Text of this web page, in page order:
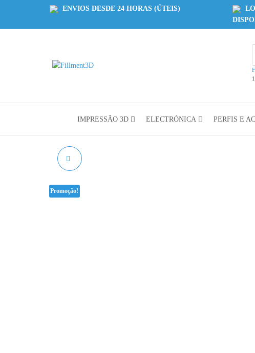
ENVIOS DESDE 24 HORAS (ÚTEIS)
IMPRESSÃO 3D ELECTRÓNICA PERFIS E
Promoção!